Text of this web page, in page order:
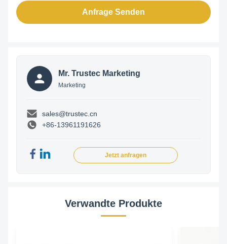
Anfrage Senden
Mr. Trustec Marketing
Marketing
sales@trustec.cn
+86-13961191626
Jetzt anfragen
Verwandte Produkte